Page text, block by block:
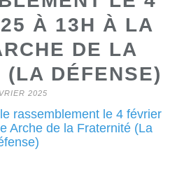
À 13H À LA
DE LA
(LA DÉFENSE)
2025